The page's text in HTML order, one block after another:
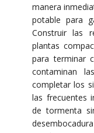
manera
potable para
Construir las
plantas
para terminar
contaminan
completar los
las frecuentes
de tormenta